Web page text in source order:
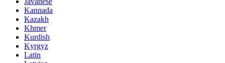
Kannada
Kazakh
Khmer
Kurdish
Kyrgyz
Latin